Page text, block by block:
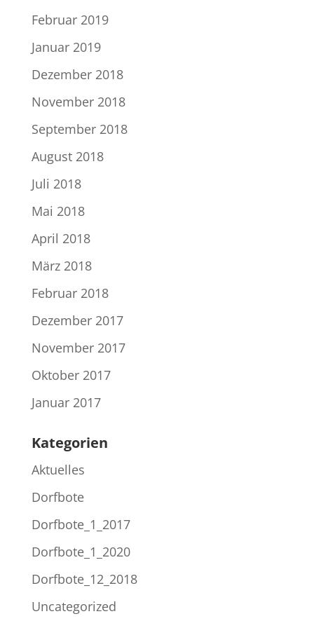
Februar 2019
Januar 2019
Dezember 2018
November 2018
September 2018
August 2018
Juli 2018
Mai 2018
April 2018
März 2018
Februar 2018
Dezember 2017
November 2017
Oktober 2017
Januar 2017
Kategorien
Aktuelles
Dorfbote
Dorfbote_1_2017
Dorfbote_1_2020
Dorfbote_12_2018
Uncategorized